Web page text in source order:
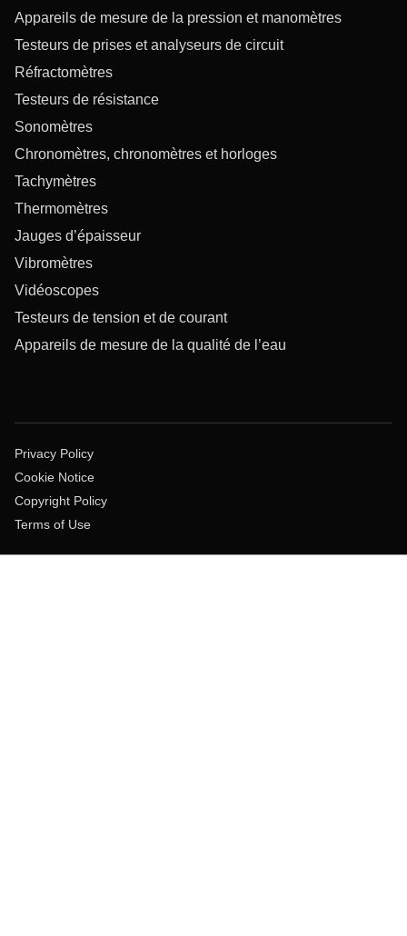
Appareils de mesure de la pression et manomètres
Testeurs de prises et analyseurs de circuit
Réfractomètres
Testeurs de résistance
Sonomètres
Chronomètres, chronomètres et horloges
Tachymètres
Thermomètres
Jauges d’épaisseur
Vibromètres
Vidéoscopes
Testeurs de tension et de courant
Appareils de mesure de la qualité de l’eau
Privacy Policy
Cookie Notice
Copyright Policy
Terms of Use